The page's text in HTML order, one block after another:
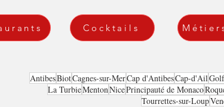
Cocktails
AntibesBiotCagnes-sur-MerCap d'AntibesCap-d'Ail
La TurbieMentonNicePrincipauté de Monaco
Tourrettes-sur-Loup